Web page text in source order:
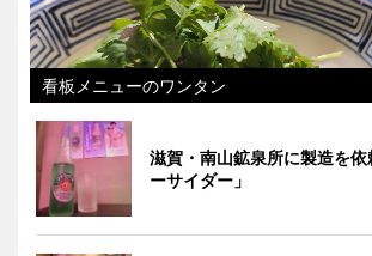
看板メニューのワンタン
滋賀・南山鉱泉所に製造を
ーサイダー」